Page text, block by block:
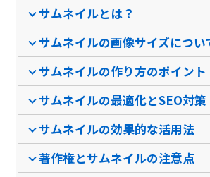
サムネイルとは？
サムネイルの画像サイズについ
サムネイルの作り方のポイント
サムネイルの最適化とSEO対策
サムネイルの効果的な活用法
著作権とサムネイルの注意点